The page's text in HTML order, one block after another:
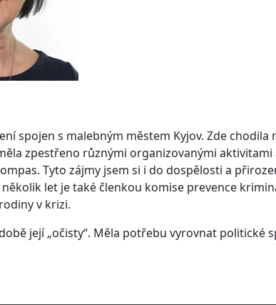
spojen s malebným městem Kyjov. Zde
zpestřeno různými organizovanými
Tyto zájmy jsem si i do dospělosti a
několik let je také členkou komise prevence
v krizi.
její „očisty“. Měla potřebu vyrovnat politické